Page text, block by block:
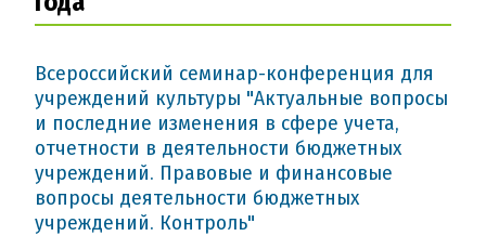
Всероссийский семинар-конференция для
учреждений культуры "Актуальные вопросы
и последние изменения в сфере учета,
отчетности в деятельности бюджетных
учреждений. Правовые и финансовые
вопросы деятельности бюджетных
учреждений. Контроль"